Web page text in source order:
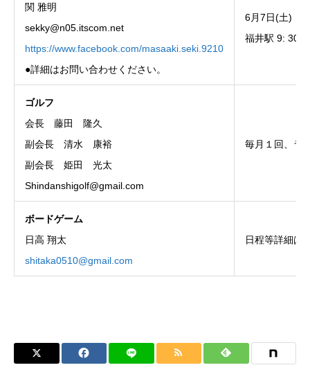
関 雅明
sekky@n05.itscom.net
https://www.facebook.com/masaaki.seki.9210
●詳細はお問い合わせください。
6月7日(土)
福井駅 9: 30
ゴルフ
会長 藤田 隆久
副会長 清水 康裕
副会長 姫田 光太
Shindanshigolf@gmail.com
毎月１回、ラ
ボードゲーム
日高 翔太
shitaka0510@gmail.com
日程等詳細は